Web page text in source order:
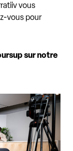
vous
vous pour
sur notre